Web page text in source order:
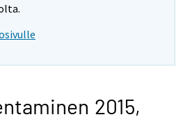
2015,